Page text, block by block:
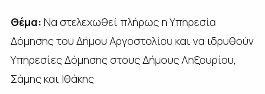
Θέμα: Να στελεχωθεί πλήρως η Υπηρεσία
Δόμησης του Δήμου Αργοστολίου και να ιδρυθούν
Υπηρεσίες Δόμησης στους Δήμους Ληξουρίου,
Σάμης και Ιθάκης